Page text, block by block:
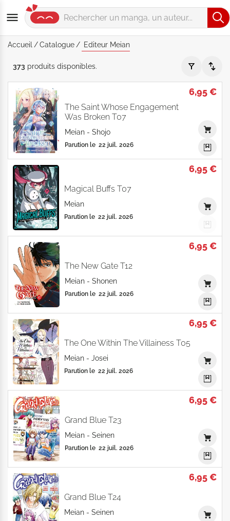
Accueil Catalogue Editeur Meian
Editeur "Meian" - Par Date de parution - Catalogue produits
373 produits disponibles.
6,95 €
The Saint Whose Engagement
Was Broken T07
Meian - Shojo
Parution le 22 juil. 2026
6,95 €
Magical Buffs T07
Meian
Parution le 22 juil. 2026
6,95 €
The New Gate T12
Meian - Shonen
Parution le 22 juil. 2026
6,95 €
The One Within The Villainess T05
Meian - Josei
Parution le 22 juil. 2026
6,95 €
Grand Blue T23
Meian - Seinen
Parution le 22 juil. 2026
6,95 €
Grand Blue T24
Meian - Seinen